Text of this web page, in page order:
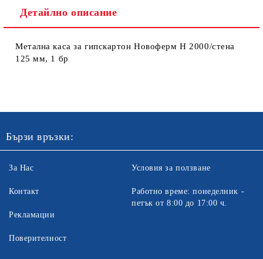
Детайлно описание
Метална каса за гипскартон Новоферм Н 2000/стена
125 мм, 1 бр
Бързи връзки:
За Нас
Контакт
Рекламации
Поверителност
Условия за ползване
Работно време: понеделник -
петък от 8:00 до 17:00 ч.